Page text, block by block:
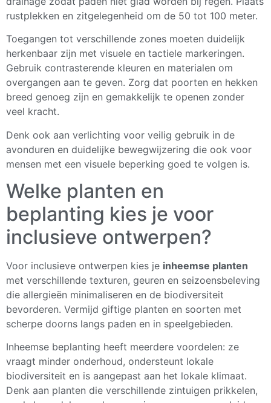
rustplekken en zitgelegenheid om de 50 tot 100 meter.
Toegangen tot verschillende zones moeten duidelijk
herkenbaar zijn met visuele en tactiele markeringen.
Gebruik contrasterende kleuren en materialen om
overgangen aan te geven. Zorg dat poorten en hekken
breed genoeg zijn en gemakkelijk te openen zonder
veel kracht.
Denk ook aan verlichting voor veilig gebruik in de
avonduren en duidelijke bewegwijzering die ook voor
mensen met een visuele beperking goed te volgen is.
Welke planten en
beplanting kies je voor
inclusieve ontwerpen?
Voor inclusieve ontwerpen kies je inheemse planten
met verschillende texturen, geuren en seizoensbeleving
die allergieën minimaliseren en de biodiversiteit
bevorderen. Vermijd giftige planten en soorten met
scherpe doorns langs paden en in speelgebieden.
Inheemse beplanting heeft meerdere voordelen: ze
vraagt minder onderhoud, ondersteunt lokale
biodiversiteit en is aangepast aan het lokale klimaat.
Denk aan planten die verschillende zintuigen prikkelen,